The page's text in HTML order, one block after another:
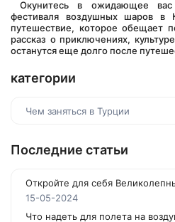
фестиваля воздушных шаров в
путешествие, которое обещает
рассказ о приключениях,
останутся еще долго после
категории
Чем заняться в Турции
Последние статьи
Откройте для себя
15-05-2024
Что надеть для полета на